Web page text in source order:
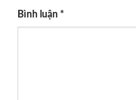
Bình luận *